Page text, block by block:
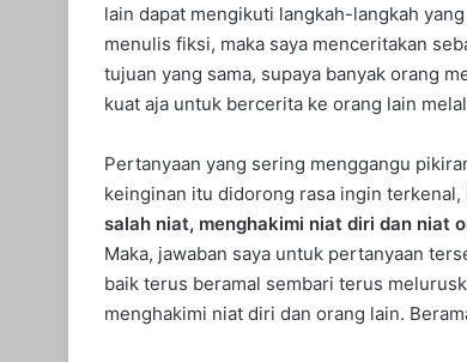
lain dapat mengikuti langkah-langkah
menulis fiksi, maka saya menceritakan
tujuan yang sama, supaya banyak orang
kuat aja untuk bercerita ke orang lain
Pertanyaan yang sering menggangu
keinginan itu didorong rasa ingin terkenal,
salah niat, menghakimi niat diri dan niat
Maka, jawaban saya untuk pertanyaan
baik terus beramal sembari terus
menghakimi niat diri dan orang lain.